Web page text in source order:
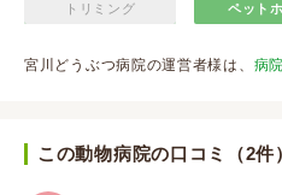
トリミング ペット
宮川どうぶつ病院の運営者様は、 病
この動物病院の口コミ（2件